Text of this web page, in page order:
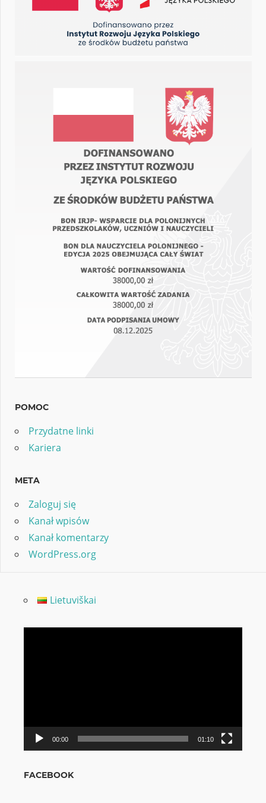
POMOC
Przydatne linki
Kariera
META
Zaloguj się
Kanał wpisów
Kanał komentarzy
WordPress.org
Lietuviškai
00:00 01:10
FACEBOOK